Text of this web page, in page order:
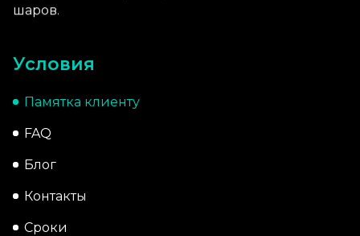
шаров.
Условия
Памятка клиенту
FAQ
Блог
Контакты
Сроки